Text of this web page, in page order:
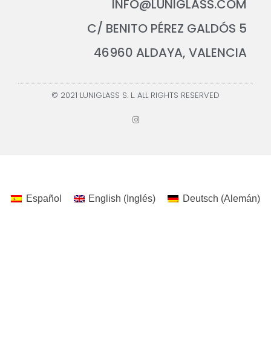
INFO@LUNIGLASS.COM
C/ BENITO PÉREZ GALDÓS 5
46960 ALDAYA, VALENCIA
© 2021 LUNIGLASS S. L. ALL RIGHTS RESERVED
Español English ( Inglés) Deutsch (Alemán)